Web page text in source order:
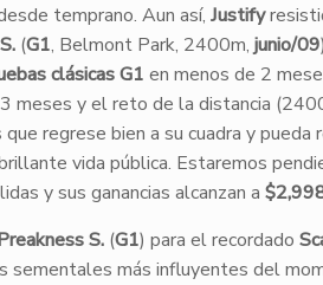
temprano. Aun así, Justify
(G1, Belmont Park, 2400m, junio/09
clásicas G1 en menos de 2
meses y el reto de la distancia
regrese bien a su cuadra y pueda
vida pública. Estaremos
y sus ganancias alcanzan a
S.(G1) para el recordado
más influyentes del